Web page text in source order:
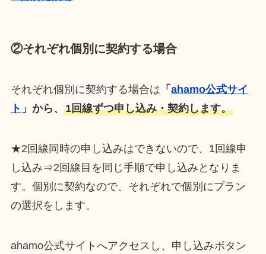
②それぞれ個別に契約する場合
それぞれ個別に契約する場合は 「 ahamo公式サイ
ト 」から、 1回線ずつ申し込み・契約します。
★2回線同時の申し込みはできないので、1回線申
し込み⇒2回線目を同じ手順で申し込みとなりま
す。個別に契約なので、それぞれで個別にプラン
の選択をします。
ahamo公式サイトへアクセスし、申し込みボタン